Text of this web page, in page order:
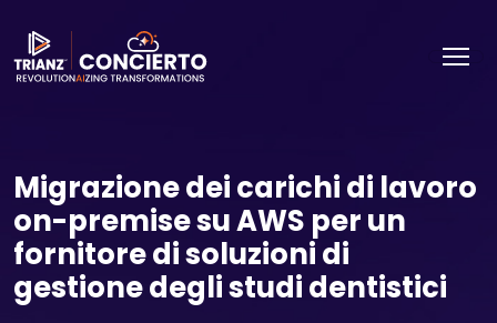
Migrazione dei carichi di lavoro
on-premise su AWS per un
fornitore di soluzioni di
gestione degli studi dentistici